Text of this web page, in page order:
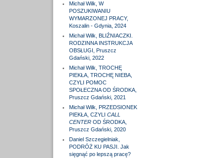
Michał Wilk, W
POSZUKIWANIU
WYMARZONEJ PRACY,
Koszalin - Gdynia, 2024
Michał Wilk, BLIŹNIACZKI.
RODZINNA INSTRUKCJA
OBSŁUGI, Pruszcz
Gdański, 2022
Michał Wilk, TROCHĘ
PIEKŁA, TROCHĘ NIEBA,
CZYLI POMOC
SPOŁECZNA OD ŚRODKA,
Pruszcz Gdański, 2021
Michał Wilk, PRZEDSIONEK
PIEKŁA, CZYLI CALL
CENTEROD ŚRODKA,
Pruszcz Gdański, 2020
Daniel Szczegielniak,
PODRÓŻ KU PASJI. Jak
sięgnąć po lepszą pracę?